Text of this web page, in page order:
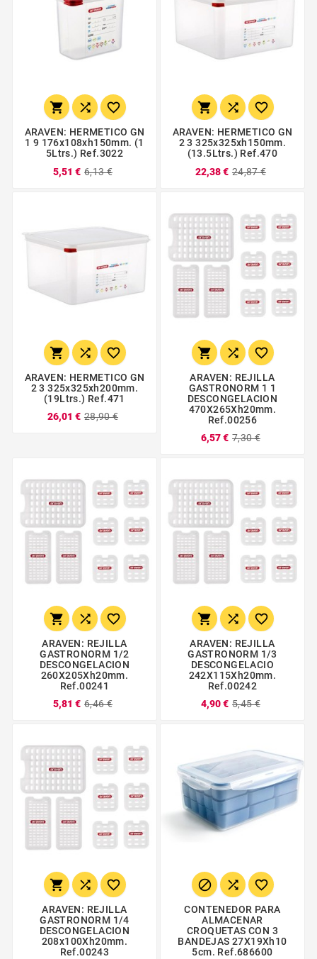
  
ARAVEN: HERMETICO GN
1 9 176x108xh150mm. (1
5Ltrs.) Ref.3022
5,51 € 6,13 €
  
ARAVEN: HERMETICO GN
2 3 325x325xh150mm.
(13.5Ltrs.) Ref.470
22,38 € 24,87 €
  
ARAVEN: HERMETICO GN
2 3 325x325xh200mm.
(19Ltrs.) Ref.471
26,01 € 28,90 €
  
ARAVEN: REJILLA
GASTRONORM 1 1
DESCONGELACION
470X265Xh20mm.
Ref.00256
6,57 € 7,30 €
  
ARAVEN: REJILLA
GASTRONORM 1/2
DESCONGELACION
260X205Xh20mm.
Ref.00241
5,81 € 6,46 €
  
ARAVEN: REJILLA
GASTRONORM 1/3
DESCONGELACIO
242X115Xh20mm.
Ref.00242
4,90 € 5,45 €
  
ARAVEN: REJILLA
GASTRONORM 1/4
DESCONGELACION
208x100Xh20mm.
Ref.00243
  
CONTENEDOR PARA
ALMACENAR
CROQUETAS CON 3
BANDEJAS 27X19Xh10
5cm. Ref.686600